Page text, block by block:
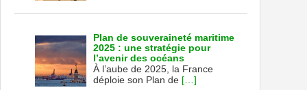
Plan de souveraineté maritime
2025 : une stratégie pour
l’avenir des océans
À l’aube de 2025, la France
déploie son Plan de […]